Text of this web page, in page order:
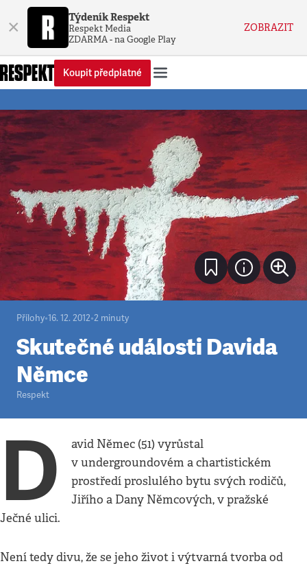
× Týdeník Respekt
Respekt Media
ZDARMA - na Google Play
ZOBRAZIT
Koupit předplatné
Přílohy•16. 12. 2012•2 minuty
Skutečné události Davida
Němce
Respekt
D
avid Němec (51) vyrůstal
v undergroundovém a chartistickém
prostředí proslulého bytu svých rodičů,
Jiřího a Dany Němcových, v pražské
Ječné ulici.
Není tedy divu, že se jeho život i výtvarná tvorba od